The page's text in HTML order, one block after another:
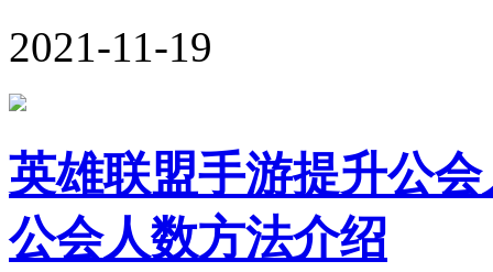
2021-11-19
英雄联盟手游提升公
公会人数方法介绍